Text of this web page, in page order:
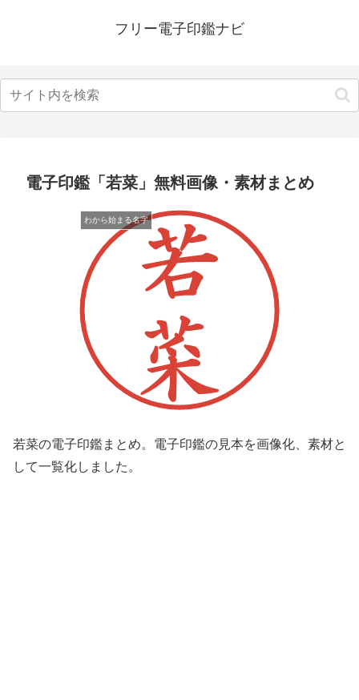
フリー電子印鑑ナビ
電子印鑑「若菜」無料画像・素材まとめ
わから始まる名字
若菜の電子印鑑まとめ。電子印鑑の見本を画像化、素材と
して一覧化しました。